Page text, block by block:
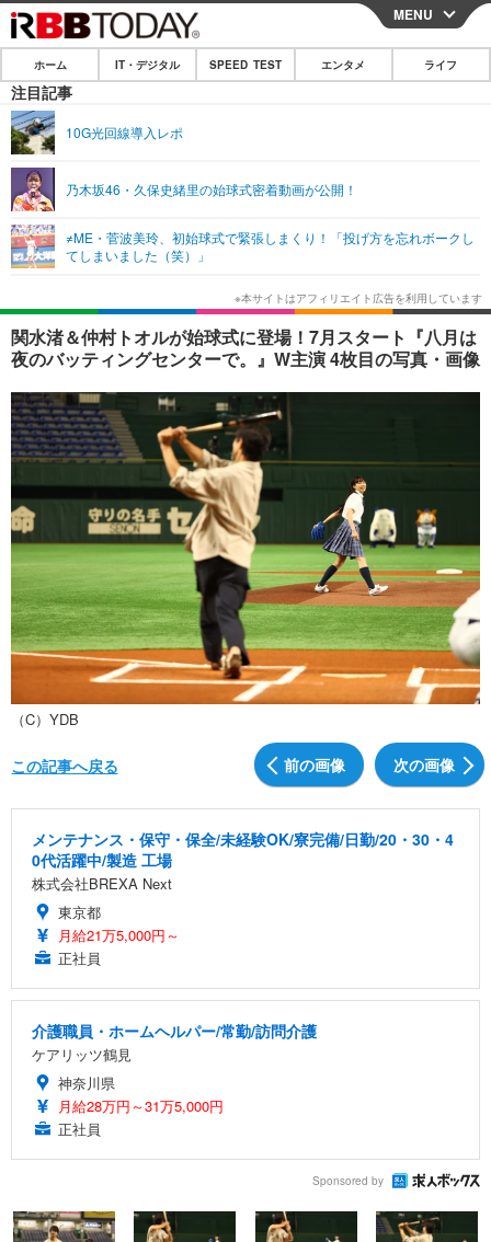
CLOSE
ホーム
IT・デジタル
ショッピング その他
SPEED TEST
エンタメ
エンタメTOP
韓国・芸能
音楽 スポーツ
ショッピング
ライフ
ライフTOP グルメ
ペット ショッピング
その他
リリース一覧
プッシュ通知の停止方法
MENU
ホーム IT・デジタル SPEED TEST エンタメ ライフ
注目記事
10G光回線導入レポ
乃木坂46・久保史緒里の始球式密着動画が公開！
≠ME・菅波美玲、初始球式で緊張しまくり！「投げ方を忘れボークし
てしまいました（笑）」
関水渚＆仲村トオルが始球式に登場！7月スタート『八月は
夜のバッティングセンターで。』W主演 4枚目の写真・画像
（C）YDB
前の画像 次の画像
この記事へ戻る
メンテナンス・保守・保全/未経験OK/寮完備/日勤/20・30・4
0代活躍中/製造 工場
株式会社BREXA Next
東京都
月給21万5,000円～
正社員
介護職員・ホームヘルパー/常勤/訪問介護
ケアリッツ鶴見
神奈川県
月給28万円～31万5,000円
正社員
Sponsored by